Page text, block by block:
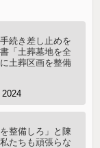
続き差し止めを
「土葬墓地を全
土葬区画を整備
整備しろ」と陳
たちも頑張らな